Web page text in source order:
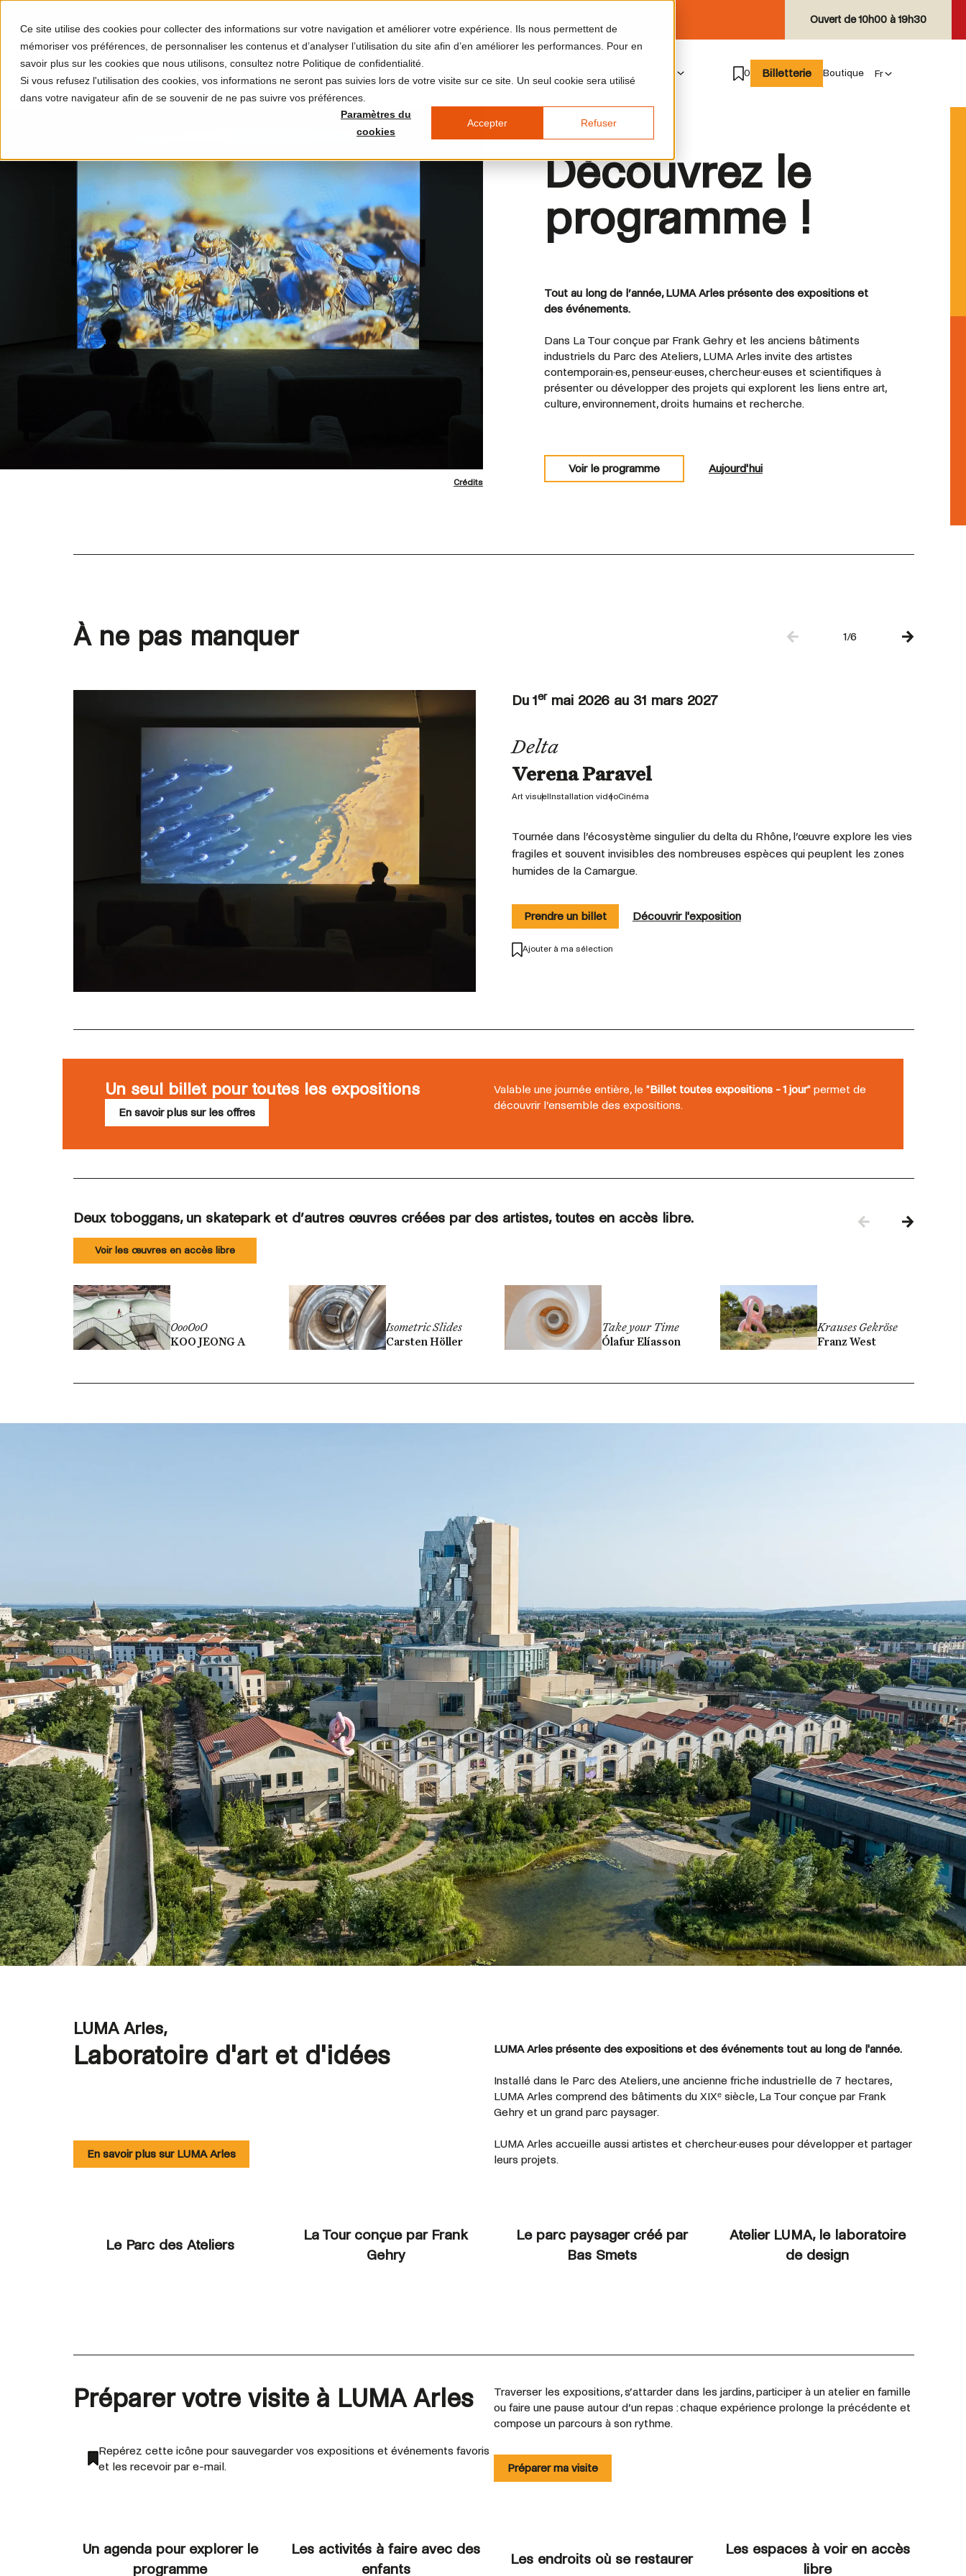
Ce site utilise des cookies pour collecter des informations sur votre navigation et améliorer votre expérience. Ils nous permettent de
mémoriser vos préférences, de personnaliser les contenus et d’analyser l’utilisation du site afin d’en améliorer les performances. Pour en
savoir plus sur les cookies que nous utilisons, consultez notre Politique de confidentialité.
Si vous refusez l'utilisation des cookies, vos informations ne seront pas suivies lors de votre visite sur ce site. Un seul cookie sera utilisé
dans votre navigateur afin de se souvenir de ne pas suivre vos préférences.
Paramètres du
cookies
Accepter Refuser
Ouvert de10h00 à 19h30
0 Billetterie Boutique
Crédits
Découvrez le
programme !
Tout au long de l’année, LUMA Arles présente des expositions et
des événements.
Dans La Tour conçue par Frank Gehry et les anciens bâtiments
industriels du Parc des Ateliers, LUMA Arles invite des artistes
contemporain·es, penseur·euses, chercheur·euses et scientifiques à
présenter ou développer des projets qui explorent les liens entre art,
culture, environnement, droits humains et recherche.
Voir le programme Aujourd'hui
À ne pas manquer 1/6
Du 1ermai 2026 au 31 mars 2027
Delta
Verena Paravel
Art visuel Installation vidéoCinéma
Tournée dans l’écosystème singulier du delta du Rhône, l’œuvre explore les vies
fragiles et souvent invisibles des nombreuses espèces qui peuplent les zones
humides de la Camargue.
Prendre un billet Découvrir l'exposition
Ajouter à ma sélection
Un seul billet pour toutes les expositions
En savoir plus sur les offres
Valable une journée entière, le "Billet toutes expositions - 1 jour" permet de
découvrir l’ensemble des expositions.
Deux toboggans, un skatepark et d’autres œuvres créées par des artistes, toutes en accès libre.
Voir les œuvres en accès libre
OooOoO
KOO JEONG A
Isometric Slides
Carsten Höller
Take your Time
Ólafur Elíasson
Krauses Gekröse
Franz West
LUMA Arles,
Laboratoire d'art et d'idées
En savoir plus sur LUMA Arles
LUMA Arles présente des expositions et des événements tout au long de l'année.
Installé dans le Parc des Ateliers, une ancienne friche industrielle de 7 hectares,
LUMA Arles comprend des bâtiments du XIXᵉ siècle, La Tour conçue par Frank
Gehry et un grand parc paysager.
LUMA Arles accueille aussi artistes et chercheur·euses pour développer et partager
leurs projets.
Le Parc des Ateliers
La Tour conçue par Frank
Gehry
Le parc paysager créé par
Bas Smets
Atelier LUMA, le laboratoire
de design
Préparer votre visite à LUMA Arles
Repérez cette icône pour sauvegarder vos expositions et événements favoris
et les recevoir par e-mail.
Traverser les expositions, s’attarder dans les jardins, participer à un atelier en famille
ou faire une pause autour d’un repas : chaque expérience prolonge la précédente et
compose un parcours à son rythme.
Préparer ma visite
Un agenda pour explorer le
programme
Les activités à faire avec des
enfants
Les endroits où se restaurer
Les espaces à voir en accès
libre